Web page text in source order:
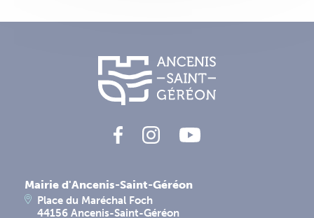
Mairie d'Ancenis-Saint-Géréon
Place du Maréchal Foch
44156 Ancenis-Saint-Géréon